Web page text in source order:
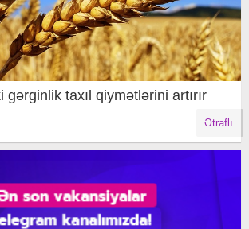
taxıl qiymətlərini artırır
Ətraflı